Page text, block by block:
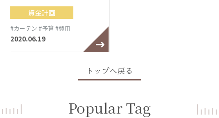
資金計画
#カーテン #予算#費用
2020.06.19
トップへ戻る
Popular Tag